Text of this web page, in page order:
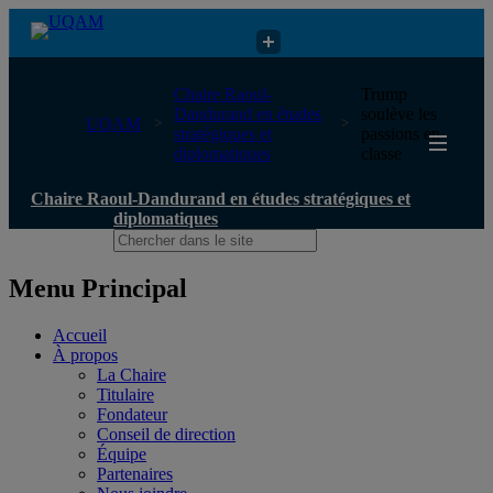
Chaire Raoul-Dandurand en études stratégiques et diplomatiques
UQAM
Chaire Raoul-
Dandurand en études
stratégiques et
diplomatiques
Trump
soulève les
passions en
classe
Chaire Raoul-Dandurand en études stratégiques et
diplomatiques
Menu Principal
Accueil
À propos
La Chaire
Titulaire
Fondateur
Conseil de direction
Équipe
Partenaires